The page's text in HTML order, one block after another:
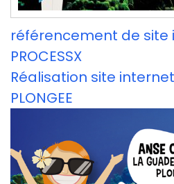
référencement de site
PROCESSX
Réalisation site internet
PLONGEE